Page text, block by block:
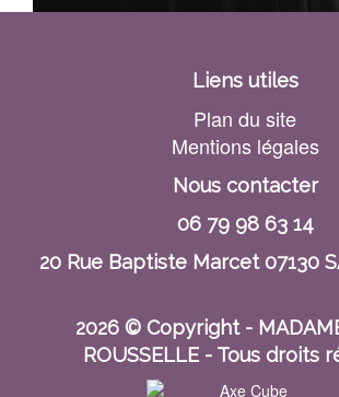
Liens utiles
Plan du site
Mentions légales
Nous contacter
06 79 98 63 14
20 Rue Baptiste Marcet 07130
2026 © Copyright -
ROUSSELLE - Tous droits